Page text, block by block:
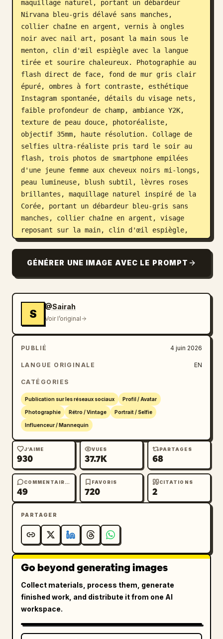
maquillage naturel, portant un débardeur
Nirvana bleu-gris délavé sans manches,
collier chaîne en argent, vernis à ongles
noir avec nail art, posant la main sous le
menton, clin d'œil espiègle avec la langue
tirée et sourire chaleureux. Photographie au
flash direct de face, fond de mur gris clair
épuré, ombres à fort contraste, esthétique
Instagram spontanée, détails du visage nets,
faible profondeur de champ, ambiance Y2K,
texture de peau douce, photoréaliste,
objectif 35mm, haute résolution. Collage de
selfies ultra-réaliste pris tard le soir au
flash, trois photos de smartphone empilées
d'une jeune femme aux cheveux noirs mi-longs,
peau lumineuse, blush subtil, lèvres roses
brillantes, maquillage naturel inspiré de la
Corée, portant un débardeur bleu-gris sans
manches, collier chaîne en argent, visage
reposant sur la main, clin d'œil espiègle,
regardant sur le côté et expression de
des reflets lumineux et des ombres marquées,
fond de chambre sombre, esthétique selfie
photoréaliste, yeux et lèvres très détaillés,
ambiance Instagram/Tumblr, photographie 35mm,
éclairage réaliste, mise au point ultra-
nette, haute résolution.
GÉNÉRER UNE IMAGE AVEC LE PROMPT
S
@Sairah
Voir l’original
PUBLIÉ 4 juin 2026
LANGUE ORIGINALE EN
CATÉGORIES
Publication sur les réseaux sociaux Profil / Avatar
Photographie Rétro / Vintage Portrait / Selfie
Influenceur / Mannequin
J’AIME
930
VUES
37.7K
PARTAGES
68
COMMENTAIRES
49
FAVORIS
720
CITATIONS
2
PARTAGER
Go beyond generating images
Collect materials, process them, generate
finished work, and distribute it from one AI
workspace.